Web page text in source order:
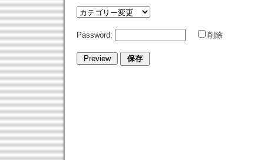
Password: 削除